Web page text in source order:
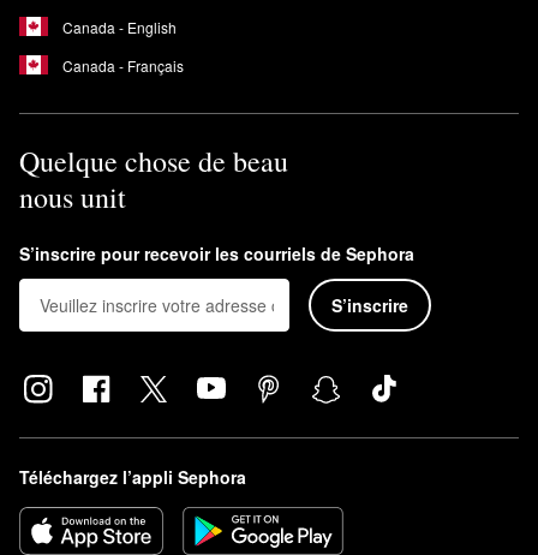
Canada - English
Canada - Français
Quelque chose de beau
nous unit
S’inscrire pour recevoir les courriels de Sephora
S’inscrire
Téléchargez l’appli Sephora